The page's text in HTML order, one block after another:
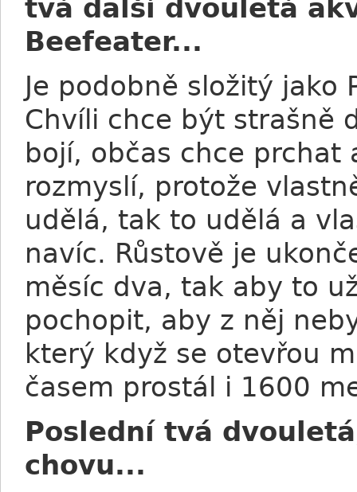
tvá další dvouletá
Beefeater...
Je podobně složitý jako
Chvíli chce být strašně
bojí, občas chce prchat
rozmyslí, protože
udělá, tak to udělá a
navíc. Růstově je
měsíc dva, tak aby to
pochopit, aby z něj
který když se otevřou
časem prostál i 1600
Poslední tvá
chovu...